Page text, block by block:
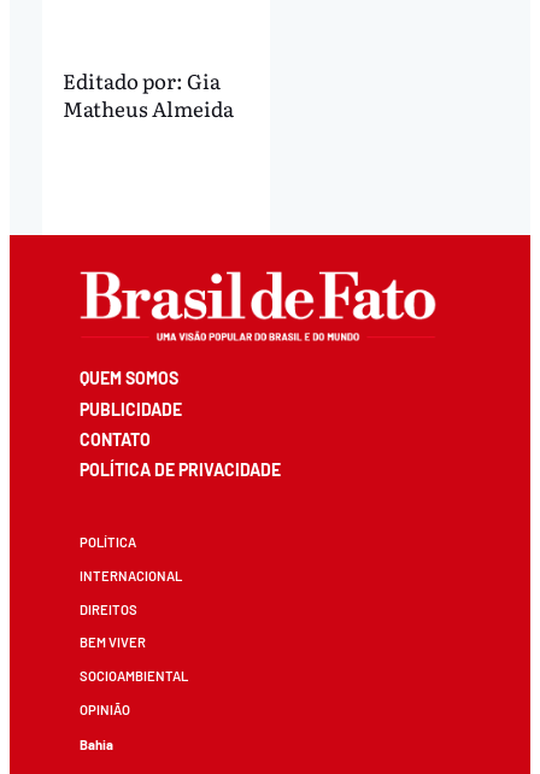
Editado por: Gia
Matheus Almeida
QUEM SOMOS
PUBLICIDADE
CONTATO
POLÍTICA DE PRIVACIDADE
POLÍTICA
INTERNACIONAL
DIREITOS
BEM VIVER
SOCIOAMBIENTAL
OPINIÃO
Bahia